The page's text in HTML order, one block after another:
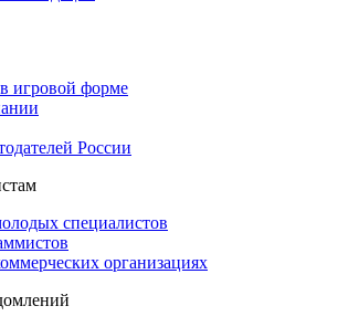
игровой форме
России
специалистов
организациях